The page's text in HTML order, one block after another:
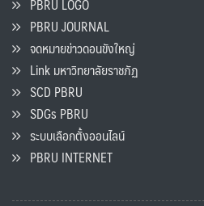
PBRU LOGO
PBRU JOURNAL
จดหมายข่าวดอนขังใหญ่
Link มหาวิทยาลัยราชภัฏ
SCD PBRU
SDGs PBRU
ระบบเลือกตั้งออนไลน์
PBRU INTERNET